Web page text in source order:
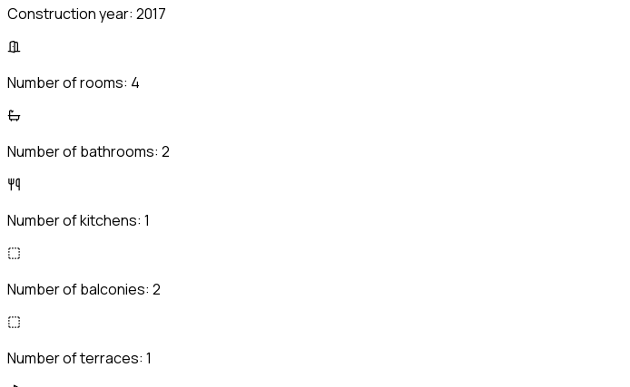
Construction year: 2017
Number of rooms: 4
Number of bathrooms: 2
Number of kitchens: 1
Number of balconies: 2
Number of terraces: 1